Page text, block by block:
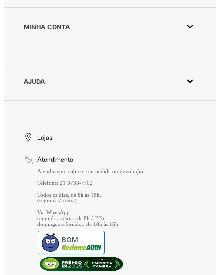
Animale ESG
Trabalhe Conosco
MINHA CONTA
Meus Pedidos
AJUDA
Cuidados Especiais
Perguntas Frequentes
Lojas
Atendimento
Atendimento sobre o seu pedido ou devolução.
Telefone: 21 3733-7702
Todos os dias, de 8h às 18h.
(segunda à sexta)
Via WhatsApp
segunda a sexta , de 8h à 22h.
domingos e feriados, de 10h às 16h
BOM